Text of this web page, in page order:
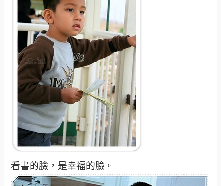
看書的臉，是幸福的臉。